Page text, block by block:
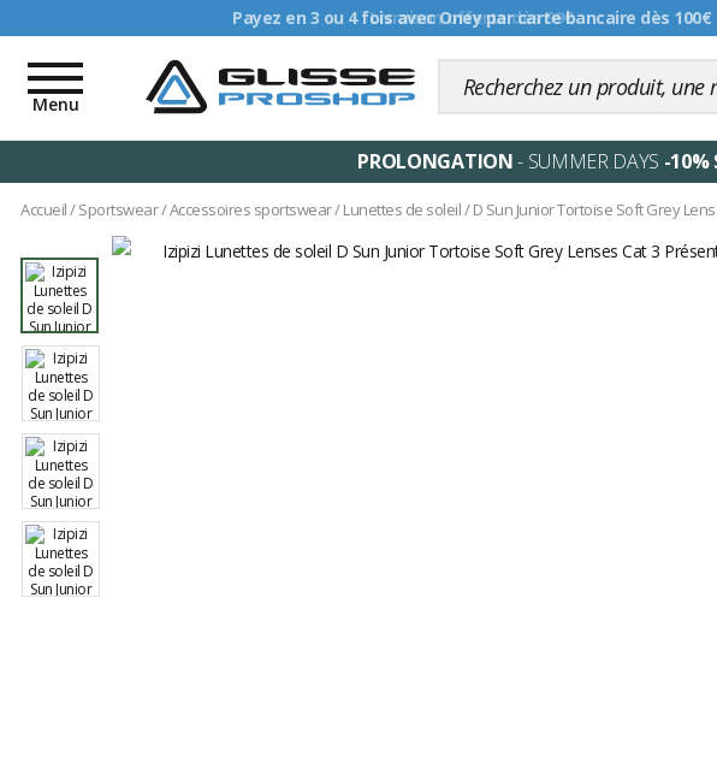
Livraison offerte dès 99€
Toggle
navigation
Menu
PROLONGATION- SUMMER DAYS -10%
Accueil/Sportswear/Accessoires sportswear/Lunettes de soleil/D Sun Junior Tortoise Soft Grey